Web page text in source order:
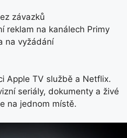
závazků
reklam na kanálech Primy
na vyžádání
Apple TV službě a Netflix.
seriály, dokumenty a živé
na jednom místě.